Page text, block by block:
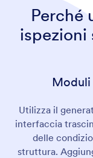
Perché
ispezioni
Utilizza il
interfaccia
delle
struttura.